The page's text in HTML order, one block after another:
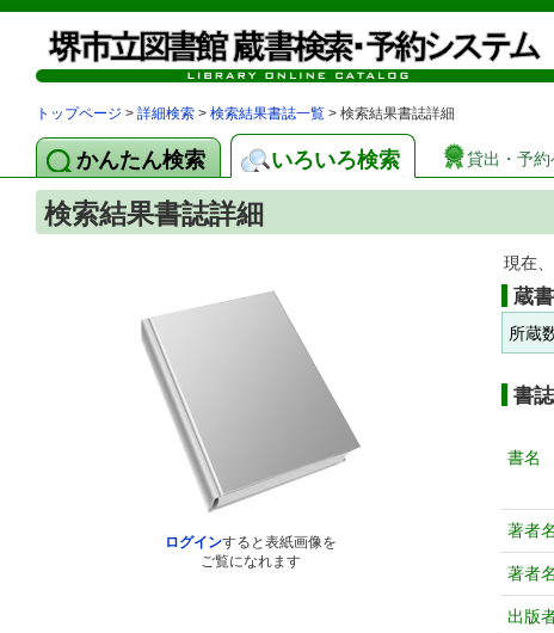
トップページ > 詳細検索 > 検索結果書誌一覧 > 検索結果書誌詳細
かんたん検索 いろいろ検索 貸出・予約
検索結果書誌詳細
ログインすると表紙画像を
ご覧になれます
現在
蔵
所蔵
書
書名
著者名
著者
出版